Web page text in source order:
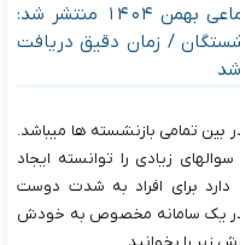
فیش حقوقی تامین اجتماعی بهمن ۱۴۰۴ منتشر شد:
/ زمان دقیق دریافت
بین تمامی بازنشسته ها میباشد.
زیادی را توانسته ایجاد
دارد برای افراد به شدت دوست
در یک سامانه مخصوص به خودش